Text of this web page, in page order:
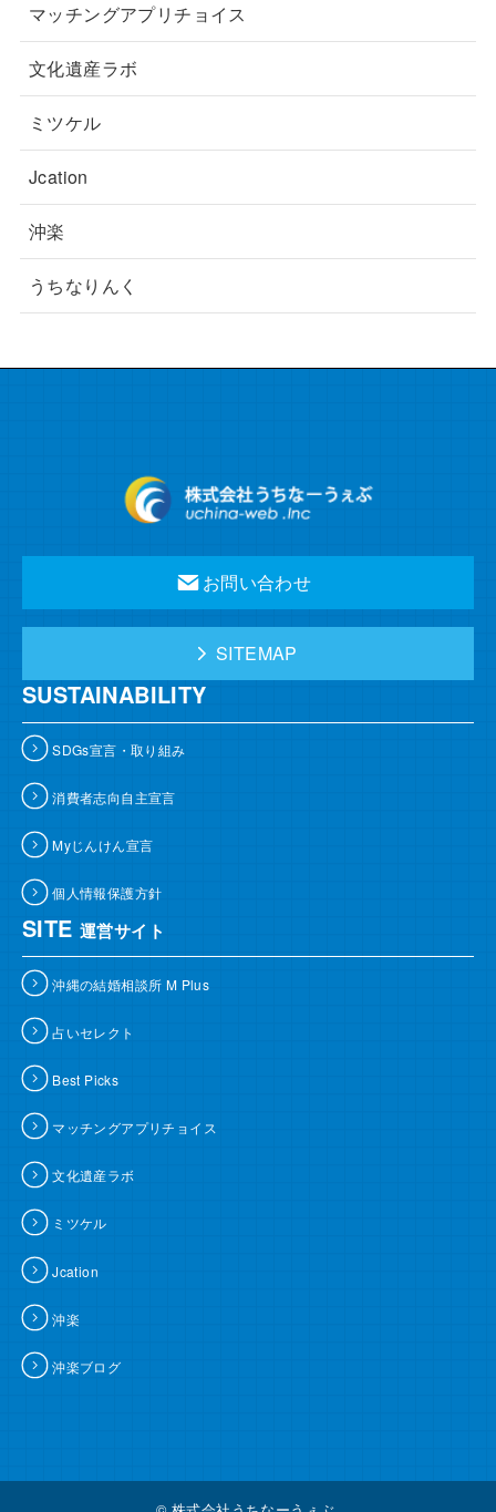
マッチングアプリチョイス
文化遺産ラボ
ミツケル
Jcation
沖楽
うちなりんく
お問い合わせ
SITEMAP
SUSTAINABILITY
SDGs宣言・取り組み
消費者志向自主宣言
Myじんけん宣言
個人情報保護方針
SITE 運営サイト
沖縄の結婚相談所 M Plus
占いセレクト
Best Picks
マッチングアプリチョイス
文化遺産ラボ
ミツケル
Jcation
沖楽
沖楽ブログ